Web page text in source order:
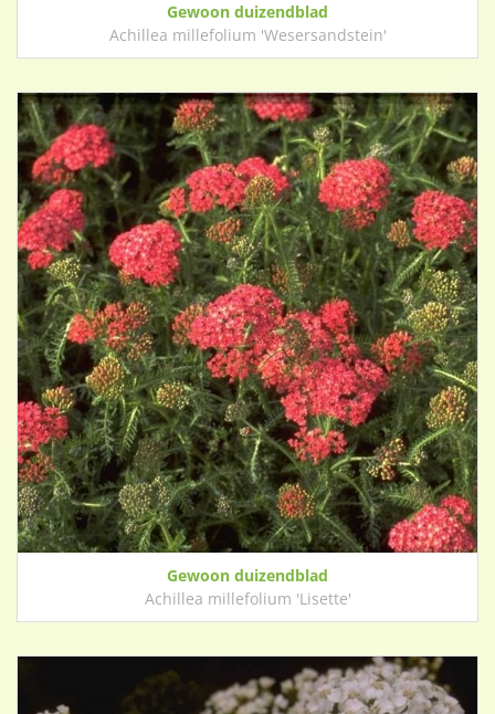
Gewoon duizendblad
Achillea millefolium 'Wesersandstein'
Gewoon duizendblad
Achillea millefolium 'Lisette'